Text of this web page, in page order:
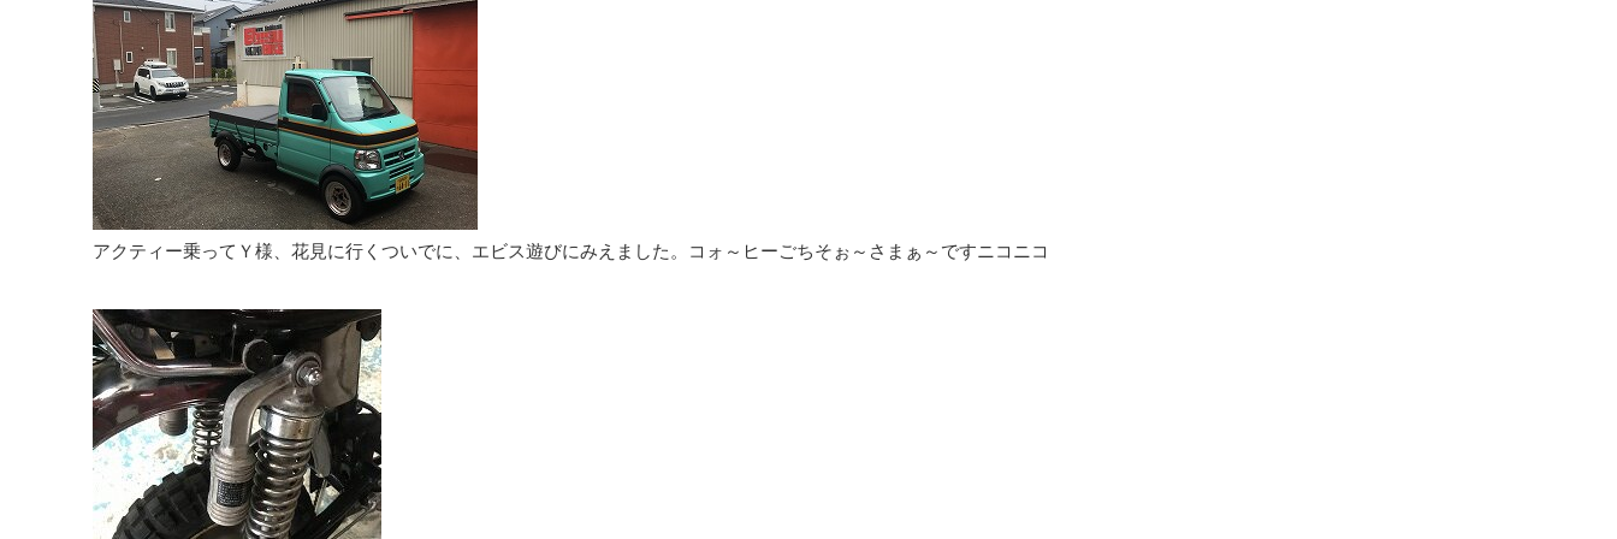
アクティー乗ってＹ様、花見に行くついでに、エビス遊びにみえました。コォ～ヒーごちそぉ～さまぁ～ですニコニコ